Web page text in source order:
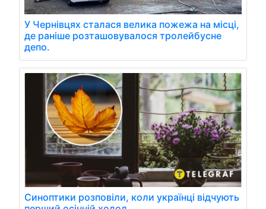
У Чернівцях сталася велика пожежа на місці,
де раніше розташовувалося тролейбусне
депо.
Синоптики розповіли, коли українці відчують